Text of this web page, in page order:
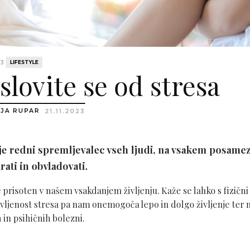
LIFESTYLE
se od stresa
RUPAR 21.11.2023
redni spremljevalec vseh ljudi, na vsakem
in obvladovati.
prisoten v našem vsakdanjem življenju. Kaže se lahko s
stresa pa nam onemogoča lepo in dolgo življenje ter
psihičnih bolezni.